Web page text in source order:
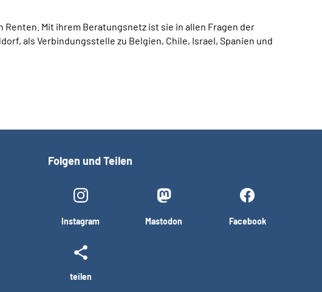
Mit ihrem Beratungsnetz ist sie in allen Fragen der
als Verbindungsstelle zu Belgien, Chile, Israel, Spanien und
Folgen und Teilen
Instagram Mastodon Facebook
teilen